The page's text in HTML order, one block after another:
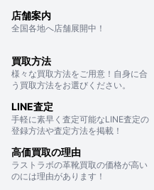
店舗案内
全国各地へ店舗展開中！
買取方法
様々な買取方法をご用意！自身に合
う買取方法をお選びください。
LINE査定
手軽に素早く査定可能なLINE査定の
登録方法や査定方法を掲載！
高価買取の理由
ラストラボの革靴買取の価格が高い
のには理由があります！